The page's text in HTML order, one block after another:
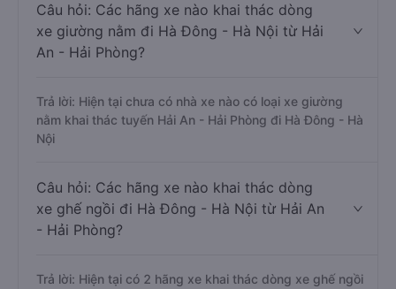
Câu hỏi: Các hãng xe nào khai thác dòng
xe giường nằm đi Hà Đông - Hà Nội từ Hải
An - Hải Phòng?
Trả lời: Hiện tại chưa có nhà xe nào có loại xe giường
nằm khai thác tuyến Hải An - Hải Phòng đi Hà Đông - Hà
Nội
Câu hỏi: Các hãng xe nào khai thác dòng
xe ghế ngồi đi Hà Đông - Hà Nội từ Hải An
- Hải Phòng?
Trả lời: Hiện tại có 2 hãng xe khai thác dòng xe ghế ngồi